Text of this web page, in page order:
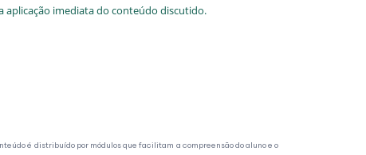
aplicação imediata do conteúdo discutido.
é distribuído por módulos que facilitam a compreensão do aluno e o